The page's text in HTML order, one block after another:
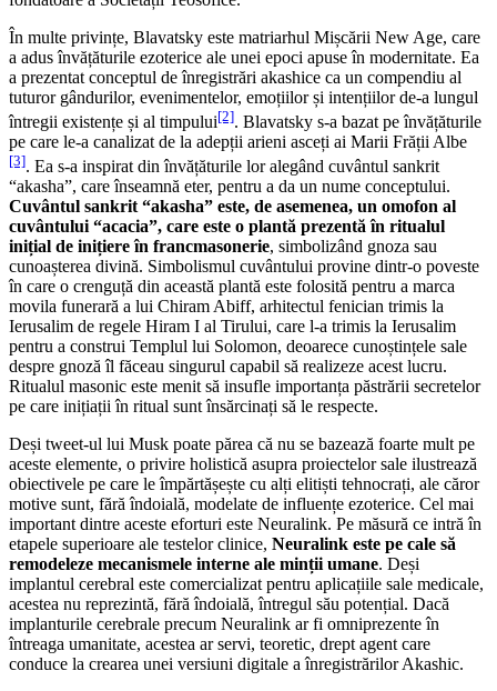
În multe privințe, Blavatsky este matriarhul Mișcării New Age, care
a adus învățăturile ezoterice ale unei epoci apuse în modernitate. Ea
a prezentat conceptul de înregistrări akashice ca un compendiu al
tuturor gândurilor, evenimentelor, emoțiilor și intențiilor de-a lungul
întregii existențe și al timpului[2]. Blavatsky s-a bazat pe învățăturile
pe care le-a canalizat de la adepții arieni asceți ai Marii Frății Albe
[3]. Ea s-a inspirat din învățăturile lor alegând cuvântul sankrit
“akasha”, care înseamnă eter, pentru a da un nume conceptului.
Cuvântul sankrit “akasha” este, de asemenea, un omofon al
cuvântului “acacia”, care este o plantă prezentă în ritualul
inițial de inițiere în francmasonerie, simbolizând gnoza sau
cunoașterea divină. Simbolismul cuvântului provine dintr-o poveste
în care o crenguță din această plantă este folosită pentru a marca
movila funerară a lui Chiram Abiff, arhitectul fenician trimis la
Ierusalim de regele Hiram I al Tirului, care l-a trimis la Ierusalim
pentru a construi Templul lui Solomon, deoarece cunoștințele sale
despre gnoză îl făceau singurul capabil să realizeze acest lucru.
Ritualul masonic este menit să insufle importanța păstrării secretelor
pe care inițiații în ritual sunt însărcinați să le respecte.
Deși tweet-ul lui Musk poate părea că nu se bazează foarte mult pe
aceste elemente, o privire holistică asupra proiectelor sale ilustrează
obiectivele pe care le împărtășește cu alți elitiști tehnocrați, ale căror
motive sunt, fără îndoială, modelate de influențe ezoterice. Cel mai
important dintre aceste eforturi este Neuralink. Pe măsură ce intră în
etapele superioare ale testelor clinice, Neuralink este pe cale să
remodeleze mecanismele interne ale minții umane. Deși
implantul cerebral este comercializat pentru aplicațiile sale medicale,
acestea nu reprezintă, fără îndoială, întregul său potențial. Dacă
implanturile cerebrale precum Neuralink ar fi omniprezente în
întreaga umanitate, acestea ar servi, teoretic, drept agent care
conduce la crearea unei versiuni digitale a înregistrărilor Akashic.